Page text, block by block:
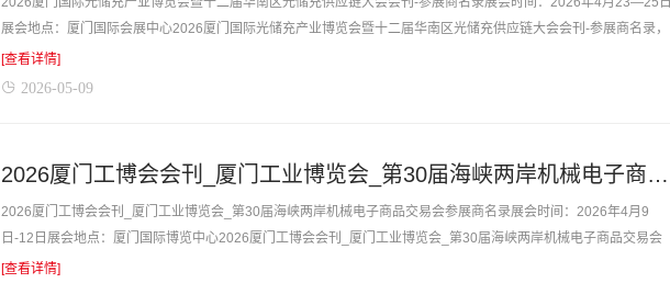
展会地点：厦门国际会展中心2026厦门国际光储充产业博览会暨十二届华南区光储充供应链大会会刊-参展商名录，
含企业简介，含参展企业联系方式等，是你寻...
[查看详情]
2026-05-09
2026厦门工博会会刊_厦门工业博览会_第30届海峡两岸机械电子商品交易会参展商名录
2026厦门工博会会刊_厦门工业博览会_第30届海峡两岸机械电子商品交易会参展商名录展会时间：2026年4月9
日-12日展会地点：厦门国际博览中心2026厦门工博会会刊_厦门工业博览会_第30届海峡两岸机械电子商品交易会
参展商名录，含企业参展简介，含参展企业联...
[查看详情]